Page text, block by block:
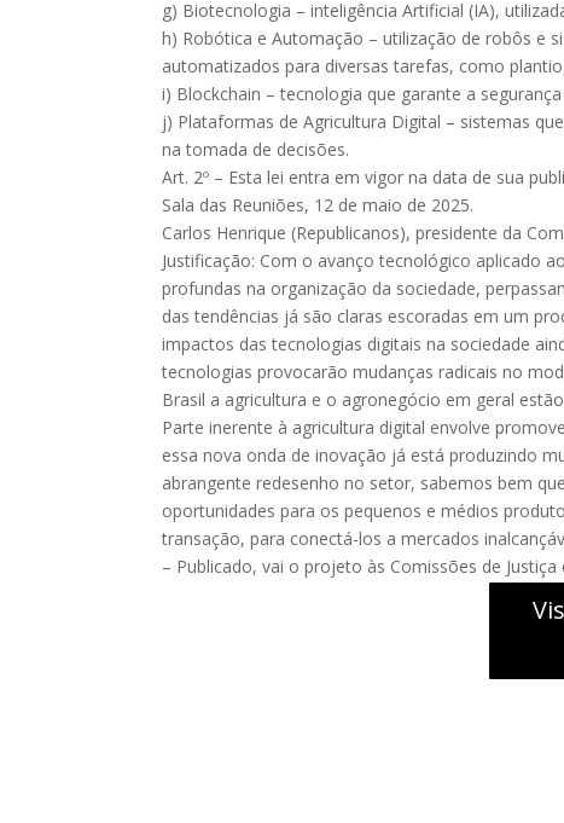
g) Biotecnologia – inteligência Artificial (IA),
h) Robótica e Automação – utilização de robôs e
automatizados para diversas tarefas, como
i) Blockchain – tecnologia que garante a
j) Plataformas de Agricultura Digital – sistemas
na tomada de decisões.
Art. 2º – Esta lei entra em vigor na data de sua
Sala das Reuniões, 12 de maio de 2025.
Carlos Henrique (Republicanos), presidente da
Justificação: Com o avanço tecnológico aplicado
profundas na organização da sociedade,
das tendências já são claras escoradas em um
impactos das tecnologias digitais na sociedade
tecnologias provocarão mudanças radicais no
Brasil a agricultura e o agronegócio em geral
Parte inerente à agricultura digital envolve
essa nova onda de inovação já está produzindo
abrangente redesenho no setor, sabemos bem
oportunidades para os pequenos e médios
transação, para conectá-los a mercados
– Publicado, vai o projeto às Comissões de